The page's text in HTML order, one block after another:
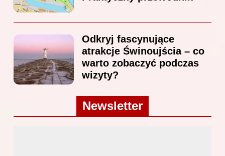
Odkryj fascynujące
atrakcje Świnoujścia – co
warto zobaczyć podczas
wizyty?
Newsletter